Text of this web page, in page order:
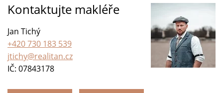
Kontaktujte makléře
Jan Tichý
+420 730 183 539
jtichy@realitan.cz
IČ: 07843178